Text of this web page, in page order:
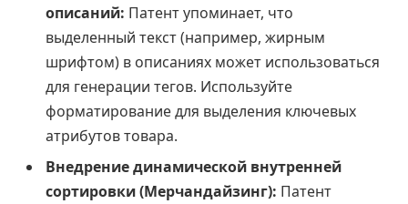
описаний: Патент упоминает, что
выделенный текст (например, жирным
шрифтом) в описаниях может использоваться
для генерации тегов. Используйте
форматирование для выделения ключевых
атрибутов товара.
Внедрение динамической внутренней
сортировки (Мерчандайзинг): Патент